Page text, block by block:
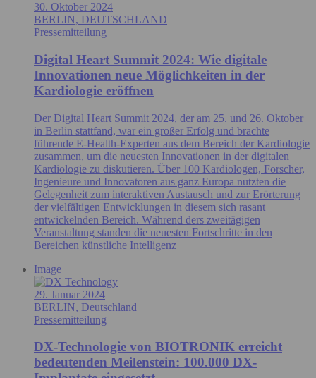
30. Oktober 2024
BERLIN, DEUTSCHLAND
Pressemitteilung
Digital Heart Summit 2024: Wie digitale
Innovationen neue Möglichkeiten in der
Kardiologie eröffnen
Der Digital Heart Summit 2024, der am 25. und 26. Oktober
in Berlin stattfand, war ein großer Erfolg und brachte
führende E-Health-Experten aus dem Bereich der Kardiologie
zusammen, um die neuesten Innovationen in der digitalen
Kardiologie zu diskutieren. Über 100 Kardiologen, Forscher,
Ingenieure und Innovatoren aus ganz Europa nutzten die
Gelegenheit zum interaktiven Austausch und zur Erörterung
der vielfältigen Entwicklungen in diesem sich rasant
entwickelnden Bereich. Während ders zweitägigen
Veranstaltung standen die neuesten Fortschritte in den
Bereichen künstliche Intelligenz
Image
29. Januar 2024
BERLIN, Deutschland
Pressemitteilung
DX-Technologie von BIOTRONIK erreicht
bedeutenden Meilenstein: 100.000 DX-